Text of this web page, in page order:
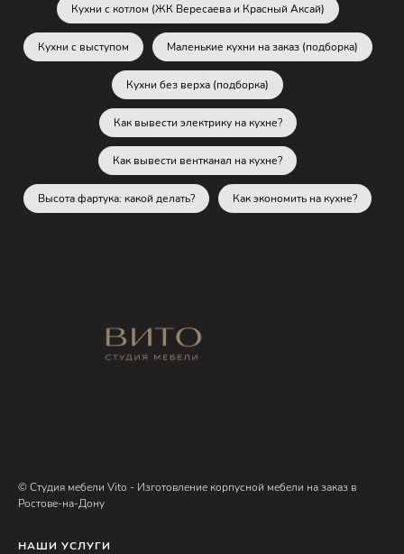
Кухни с котлом (ЖК Вересаева и Красный Аксай)
Кухни с выступом Маленькие кухни на заказ (подборка)
Кухни без верха (подборка)
Как вывести электрику на кухне?
Как вывести вентканал на кухне?
Высота фартука: какой делать? Как экономить на кухне?
© Студия мебели Vito - Изготовление корпусной мебели на заказ в
Ростове-на-Дону
НАШИ УСЛУГИ